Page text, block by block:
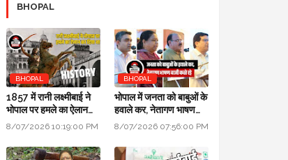
BHOPAL
BHOPAL
1857 में रानी लक्ष्मीबाई ने
भोपाल पर हमले का ऐलान
कर दिया था, बेगम ने रानी को
8/07/2026 10:19:00 PM
BHOPAL
भोपाल में जनता को बाबुओं के
हवाले कर, नेतागण भाषण
बाजी करते रहे: मुख्यमंत्री
8/07/2026 07:56:00 PM